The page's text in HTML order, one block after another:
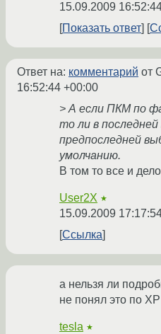
15.09.2009
Показать ответ
Ответ на: комментарий от
16:52:44 +00:00
> А если ПКМ по
то ли в
предпоследней
умолчанию.
В том то все и
User2X ★
15.09.2009
Ссылка
а нельзя ли
не понял это по
tesla ★